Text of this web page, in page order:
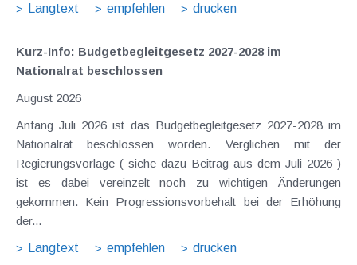
Langtext
empfehlen drucken
Kurz-Info: Budgetbegleitgesetz 2027-2028 im
Nationalrat beschlossen
August 2026
Anfang Juli 2026 ist das Budgetbegleitgesetz 2027-2028 im
Nationalrat beschlossen worden. Verglichen mit der
Regierungsvorlage ( siehe dazu Beitrag aus dem Juli 2026 )
ist es dabei vereinzelt noch zu wichtigen Änderungen
gekommen. Kein Progressionsvorbehalt bei der Erhöhung
der...
Langtext
empfehlen drucken